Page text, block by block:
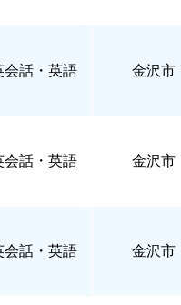
会話・英語 金沢市
会話・英語 金沢市
会話・英語 金沢市